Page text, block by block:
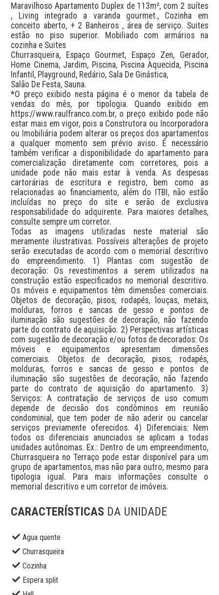
Maravilhoso Apartamento Duplex de 113m², com 2 suítes
, Living integrado a varanda gourmet., Cozinha em
conceito aberto, + 2 Banheiros , área de serviço. Suites
estão no piso superior. Mobiliado com armários na
cozinha e Suites
Churrasqueira, Espaço Gourmet, Espaço Zen, Gerador,
Home Cinema, Jardim, Piscina, Piscina Aquecida, Piscina
Infantil, Playground, Redário, Sala De Ginástica,
Salão De Festa, Sauna.
*O preço exibido nesta página é o menor da tabela de
vendas do mês, por tipologia. Quando exibido em
https://www.raulfranco.com.br, o preço exibido pode não
estar mais em vigor, pois a Construtora ou Incorporadora
ou Imobiliária podem alterar os preços dos apartamentos
a qualquer momento sem prévio aviso. É necessário
também verificar a disponibilidade do apartamento para
comercialização diretamente com corretores, pois a
unidade pode não mais estar à venda. As despesas
cartorárias de escritura e registro, bem como as
relacionadas ao financiamento, além do ITBI, não estão
incluídas no preço do site e serão de exclusiva
responsabilidade do adquirente. Para maiores detalhes,
consulte sempre um corretor.
Todas as imagens utilizadas neste material são
meramente ilustrativas. Possíveis alterações de projeto
serão executadas de acordo com o memorial descritivo
do empreendimento. 1) Plantas com sugestão de
decoração: Os revestimentos a serem utilizados na
construção estão especificados no memorial descritivo.
Os móveis e equipamentos têm dimensões comerciais.
Objetos de decoração, pisos, rodapés, louças, metais,
molduras, forros e sancas de gesso e pontos de
iluminação são sugestões de decoração, não fazendo
parte do contrato de aquisição. 2) Perspectivas artísticas
com sugestão de decoração e/ou fotos de decorados: Os
móveis e equipamentos apresentam dimensões
comerciais. Objetos de decoração, pisos, rodapés,
molduras, forros e sancas de gesso e pontos de
iluminação são sugestões de decoração, não fazendo
parte do contrato de aquisição do apartamento. 3)
Serviços: A contratação de serviços de uso comum
depende de decisão dos condôminos em reunião
condominial, que tem poder de não aderir ou cancelar
serviços previamente oferecidos. 4) Diferenciais: Nem
todos os diferenciais anunciados se aplicam a todas
unidades autônomas. Ex.: Dentro de um empreendimento,
Churrasqueira no Terraço pode estar disponível para um
grupo de apartamentos, mas não para outro, mesmo para
tipologia igual. Para mais informações consulte o
memorial descritivo e um corretor de imóveis.
CARACTERÍSTICAS DA UNIDADE
Agua quente
Churrasqueira
Cozinha
Espera split